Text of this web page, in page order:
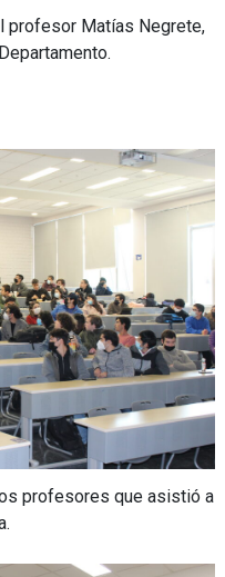
profesor Matías Negrete,
profesores que asistió a